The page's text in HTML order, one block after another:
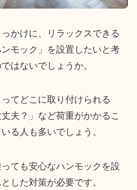
かけに、リラックスできる
モック」を設置したいと考
はないでしょうか。
てどこに取り付けられる
夫？」など荷重がかかるこ
る人も多いでしょう。
ても安心なハンモックを設
した対策が必要です。